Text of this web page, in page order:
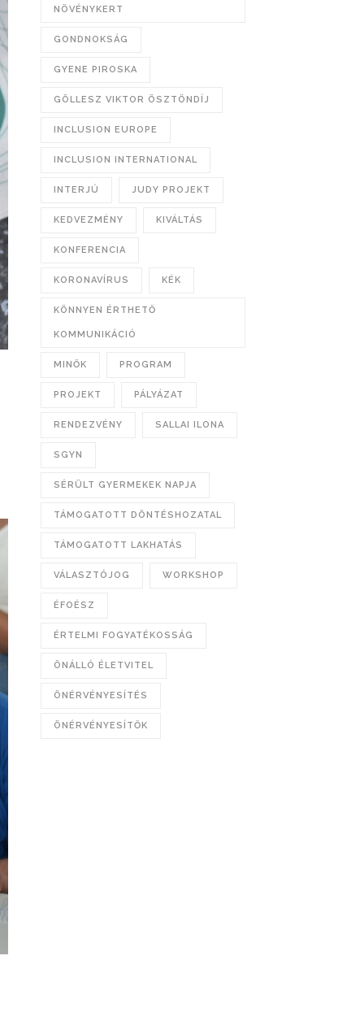
NÖVÉNYKERT
GONDNOKSÁG
GYENE PIROSKA
GÖLLESZ VIKTOR ÖSZTÖNDÍJ
INCLUSION EUROPE
INCLUSION INTERNATIONAL
INTERJÚ JUDY PROJEKT
KEDVEZMÉNY KIVÁLTÁS
KONFERENCIA
KORONAVÍRUS KÉK
KÖNNYEN ÉRTHETŐ
KOMMUNIKÁCIÓ
MINŐK PROGRAM
PROJEKT PÁLYÁZAT
RENDEZVÉNY SALLAI ILONA
SGYN
SÉRÜLT GYERMEKEK NAPJA
TÁMOGATOTT DÖNTÉSHOZATAL
TÁMOGATOTT LAKHATÁS
VÁLASZTÓJOG WORKSHOP
ÉFOÉSZ
ÉRTELMI FOGYATÉKOSSÁG
ÖNÁLLÓ ÉLETVITEL
ÖNÉRVÉNYESÍTÉS
ÖNÉRVÉNYESÍTŐK